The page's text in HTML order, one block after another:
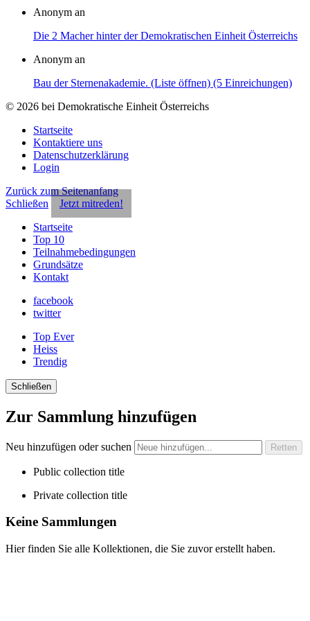
Anonym an
Die 2 Macher hinter der Demokratischen Einheit Österreichs
Anonym an
Bau der Sternenakademie. (Liste öffnen) (5 Einreichungen)
© 2026 bei Demokratische Einheit Österreichs
Startseite
Kontaktiere uns
Datenschutzerklärung
Login
Zurück zum Seitenanfang
Schließen
Jetzt mitreden!
Startseite
Top 10
Teilnahmebedingungen
Grundsätze
Kontakt
facebook
twitter
Top Ever
Heiss
Trendig
Schließen
Zur Sammlung hinzufügen
Neu hinzufügen oder suchen
Public collection title
Private collection title
Keine Sammlungen
Hier finden Sie alle Kollektionen, die Sie zuvor erstellt haben.